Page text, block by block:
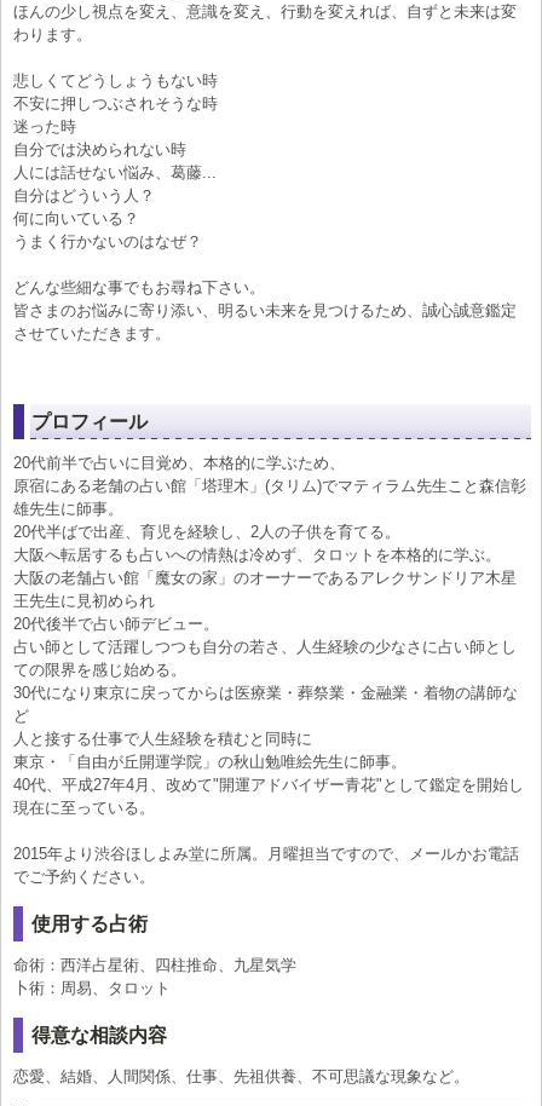
ほんの少し視点を変え、意識を変え、行動を変えれば、自ずと未来は変
わります。
悲しくてどうしょうもない時
不安に押しつぶされそうな時
迷った時
自分では決められない時
人には話せない悩み、葛藤...
自分はどういう人？
何に向いている？
うまく行かないのはなぜ？
どんな些細な事でもお尋ね下さい。
皆さまのお悩みに寄り添い、明るい未来を見つけるため、誠心誠意鑑定
させていただきます。
プロフィール
20代前半で占いに目覚め、本格的に学ぶため、
原宿にある老舗の占い館「塔理木」(タリム)でマティラム先生こと森信彰
雄先生に師事。
20代半ばで出産、育児を経験し、2人の子供を育てる。
大阪へ転居するも占いへの情熱は冷めず、タロットを本格的に学ぶ。
大阪の老舗占い館「魔女の家」のオーナーであるアレクサンドリア木星
王先生に見初められ
20代後半で占い師デビュー。
占い師として活躍しつつも自分の若さ、人生経験の少なさに占い師とし
ての限界を感じ始める。
30代になり東京に戻ってからは医療業・葬祭業・金融業・着物の講師な
ど
人と接する仕事で人生経験を積むと同時に
東京・「自由が丘開運学院」の秋山勉唯絵先生に師事。
40代、平成27年4月、改めて"開運アドバイザー青花"として鑑定を開始し
現在に至っている。
2015年より渋谷ほしよみ堂に所属。月曜担当ですので、メールかお電話
でご予約ください。
使用する占術
命術：西洋占星術、四柱推命、九星気学
卜術：周易、タロット
得意な相談内容
恋愛、結婚、人間関係、仕事、先祖供養、不可思議な現象など。